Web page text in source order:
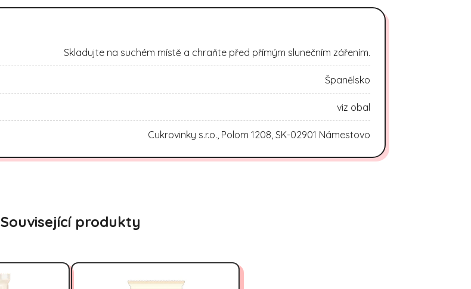
Skladujte na suchém místě a chraňte před přímým slunečním zářením.
Španělsko
viz obal
Cukrovinky s.r.o., Polom 1208, SK-02901 Námestovo
Související produkty